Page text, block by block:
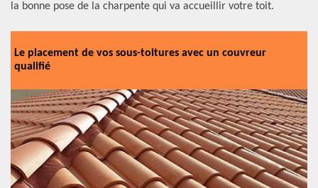
la bonne pose de la charpente qui va accueillir votre toit.
Le placement de vos sous-toitures avec un couvreur
qualifié